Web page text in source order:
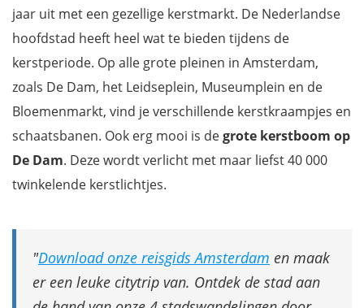
jaar uit met een gezellige kerstmarkt. De Nederlandse
hoofdstad heeft heel wat te bieden tijdens de
kerstperiode. Op alle grote pleinen in Amsterdam,
zoals De Dam, het Leidseplein, Museumplein en de
Bloemenmarkt, vind je verschillende kerstkraampjes en
schaatsbanen. Ook erg mooi is degrote kerstboom op
De Dam. Deze wordt verlicht met maar liefst 40 000
twinkelende kerstlichtjes.
Download onze reisgids Amsterdam en maak
er een leuke citytrip van. Ontdek de stad aan